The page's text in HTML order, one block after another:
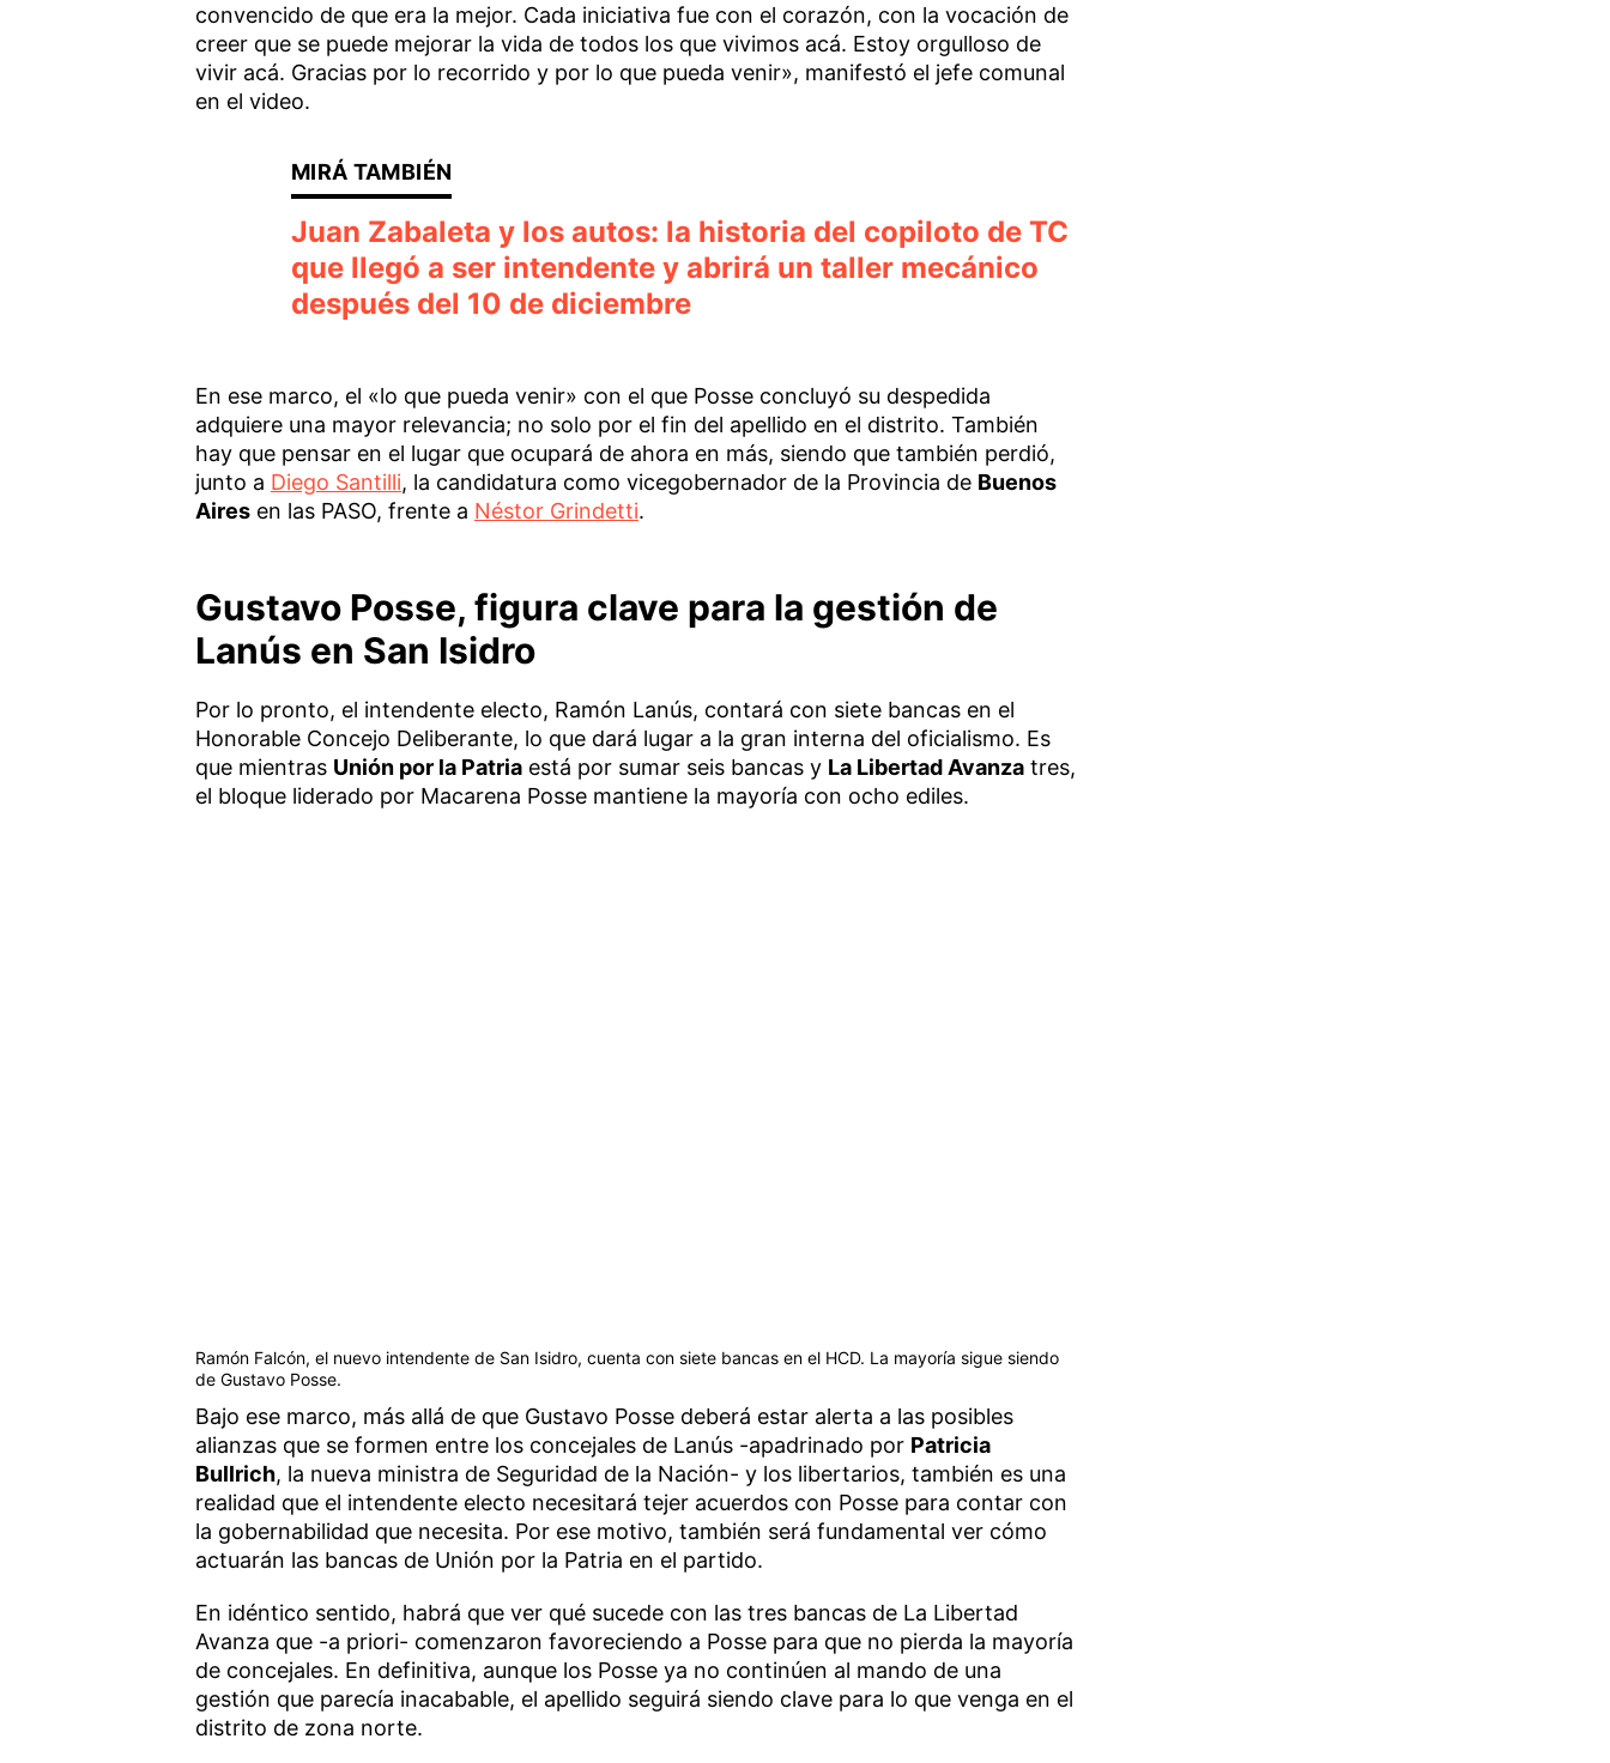
convencido de que era la mejor. Cada iniciativa fue con el corazón, con la vocación de
creer que se puede mejorar la vida de todos los que vivimos acá. Estoy orgulloso de
vivir acá. Gracias por lo recorrido y por lo que pueda venir», manifestó el jefe comunal
en el video.
Juan Zabaleta y los autos: la historia del copiloto de TC
que llegó a ser intendente y abrirá un taller mecánico
después del 10 de diciembre
En ese marco, el «lo que pueda venir» con el que Posse concluyó su despedida
adquiere una mayor relevancia; no solo por el fin del apellido en el distrito. También
hay que pensar en el lugar que ocupará de ahora en más, siendo que también perdió,
junto a Diego Santilli, la candidatura como vicegobernador de la Provincia de Buenos
Airesen las PASO, frente a Néstor Grindetti.
Gustavo Posse, figura clave para la gestión de
Lanús en San Isidro
Por lo pronto, el intendente electo, Ramón Lanús, contará con siete bancas en el
Honorable Concejo Deliberante, lo que dará lugar a la gran interna del oficialismo. Es
que mientras Unión por la Patriaestá por sumar seis bancas y La Libertad Avanzatres,
el bloque liderado por Macarena Posse mantiene la mayoría con ocho ediles.
Ramón Falcón, el nuevo intendente de San Isidro, cuenta con siete bancas en el HCD. La mayoría sigue siendo
de Gustavo Posse.
Bajo ese marco, más allá de que Gustavo Posse deberá estar alerta a las posibles
alianzas que se formen entre los concejales de Lanús -apadrinado por Patricia
Bullrich, la nueva ministra de Seguridad de la Nación- y los libertarios, también es una
realidad que el intendente electo necesitará tejer acuerdos con Posse para contar con
la gobernabilidad que necesita. Por ese motivo, también será fundamental ver cómo
actuarán las bancas de Unión por la Patria en el partido.
En idéntico sentido, habrá que ver qué sucede con las tres bancas de La Libertad
Avanza que -a priori- comenzaron favoreciendo a Posse para que no pierda la mayoría
de concejales. En definitiva, aunque los Posse ya no continúen al mando de una
gestión que parecía inacabable, el apellido seguirá siendo clave para lo que venga en el
distrito de zona norte.